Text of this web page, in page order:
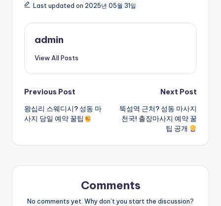
Last updated on 2025년 05월 31일
admin
View All Posts
Post
navigation
Previous Post
왕십리 스웨디시? 성동 마
사지 당일 예약 꿀팁
Next Post
뚝섬역 근처? 성동 마사지
천국! 출장마사지 예약 꿀
팁 공개
Comments
No comments yet. Why don’t you start the discussion?